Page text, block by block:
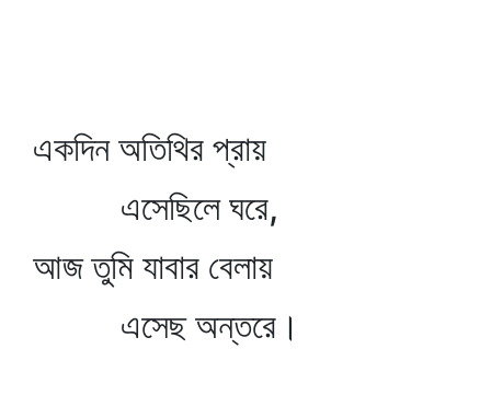
একদিন অতিথির প্রায়
এসেছিলে ঘরে,
আজ তুমি যাবার বেলায়
এসেছ অন্তরে।